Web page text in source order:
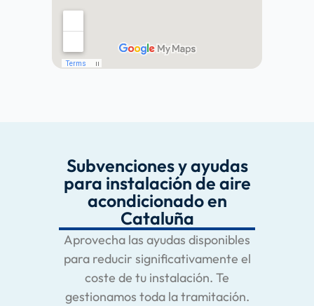
Subvenciones y ayudas
para instalación de aire
acondicionado en
Cataluña
Aprovecha las ayudas disponibles
para reducir significativamente el
coste de tu instalación. Te
gestionamos toda la tramitación.